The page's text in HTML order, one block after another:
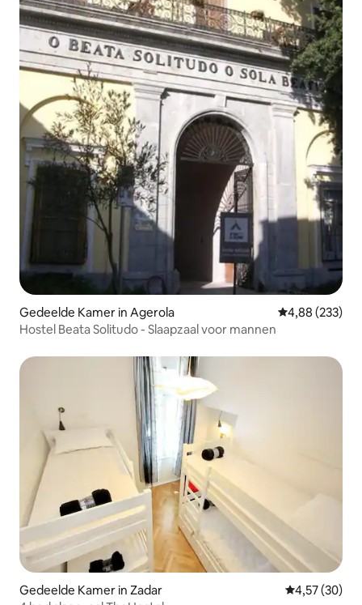
Gedeelde Kamer in Agerola Gemiddelde
4,88 (233)
Hostel Beata Solitudo - Slaapzaal voor mannen
Gedeelde Kamer in Zadar Gemiddelde
4,57 (30)